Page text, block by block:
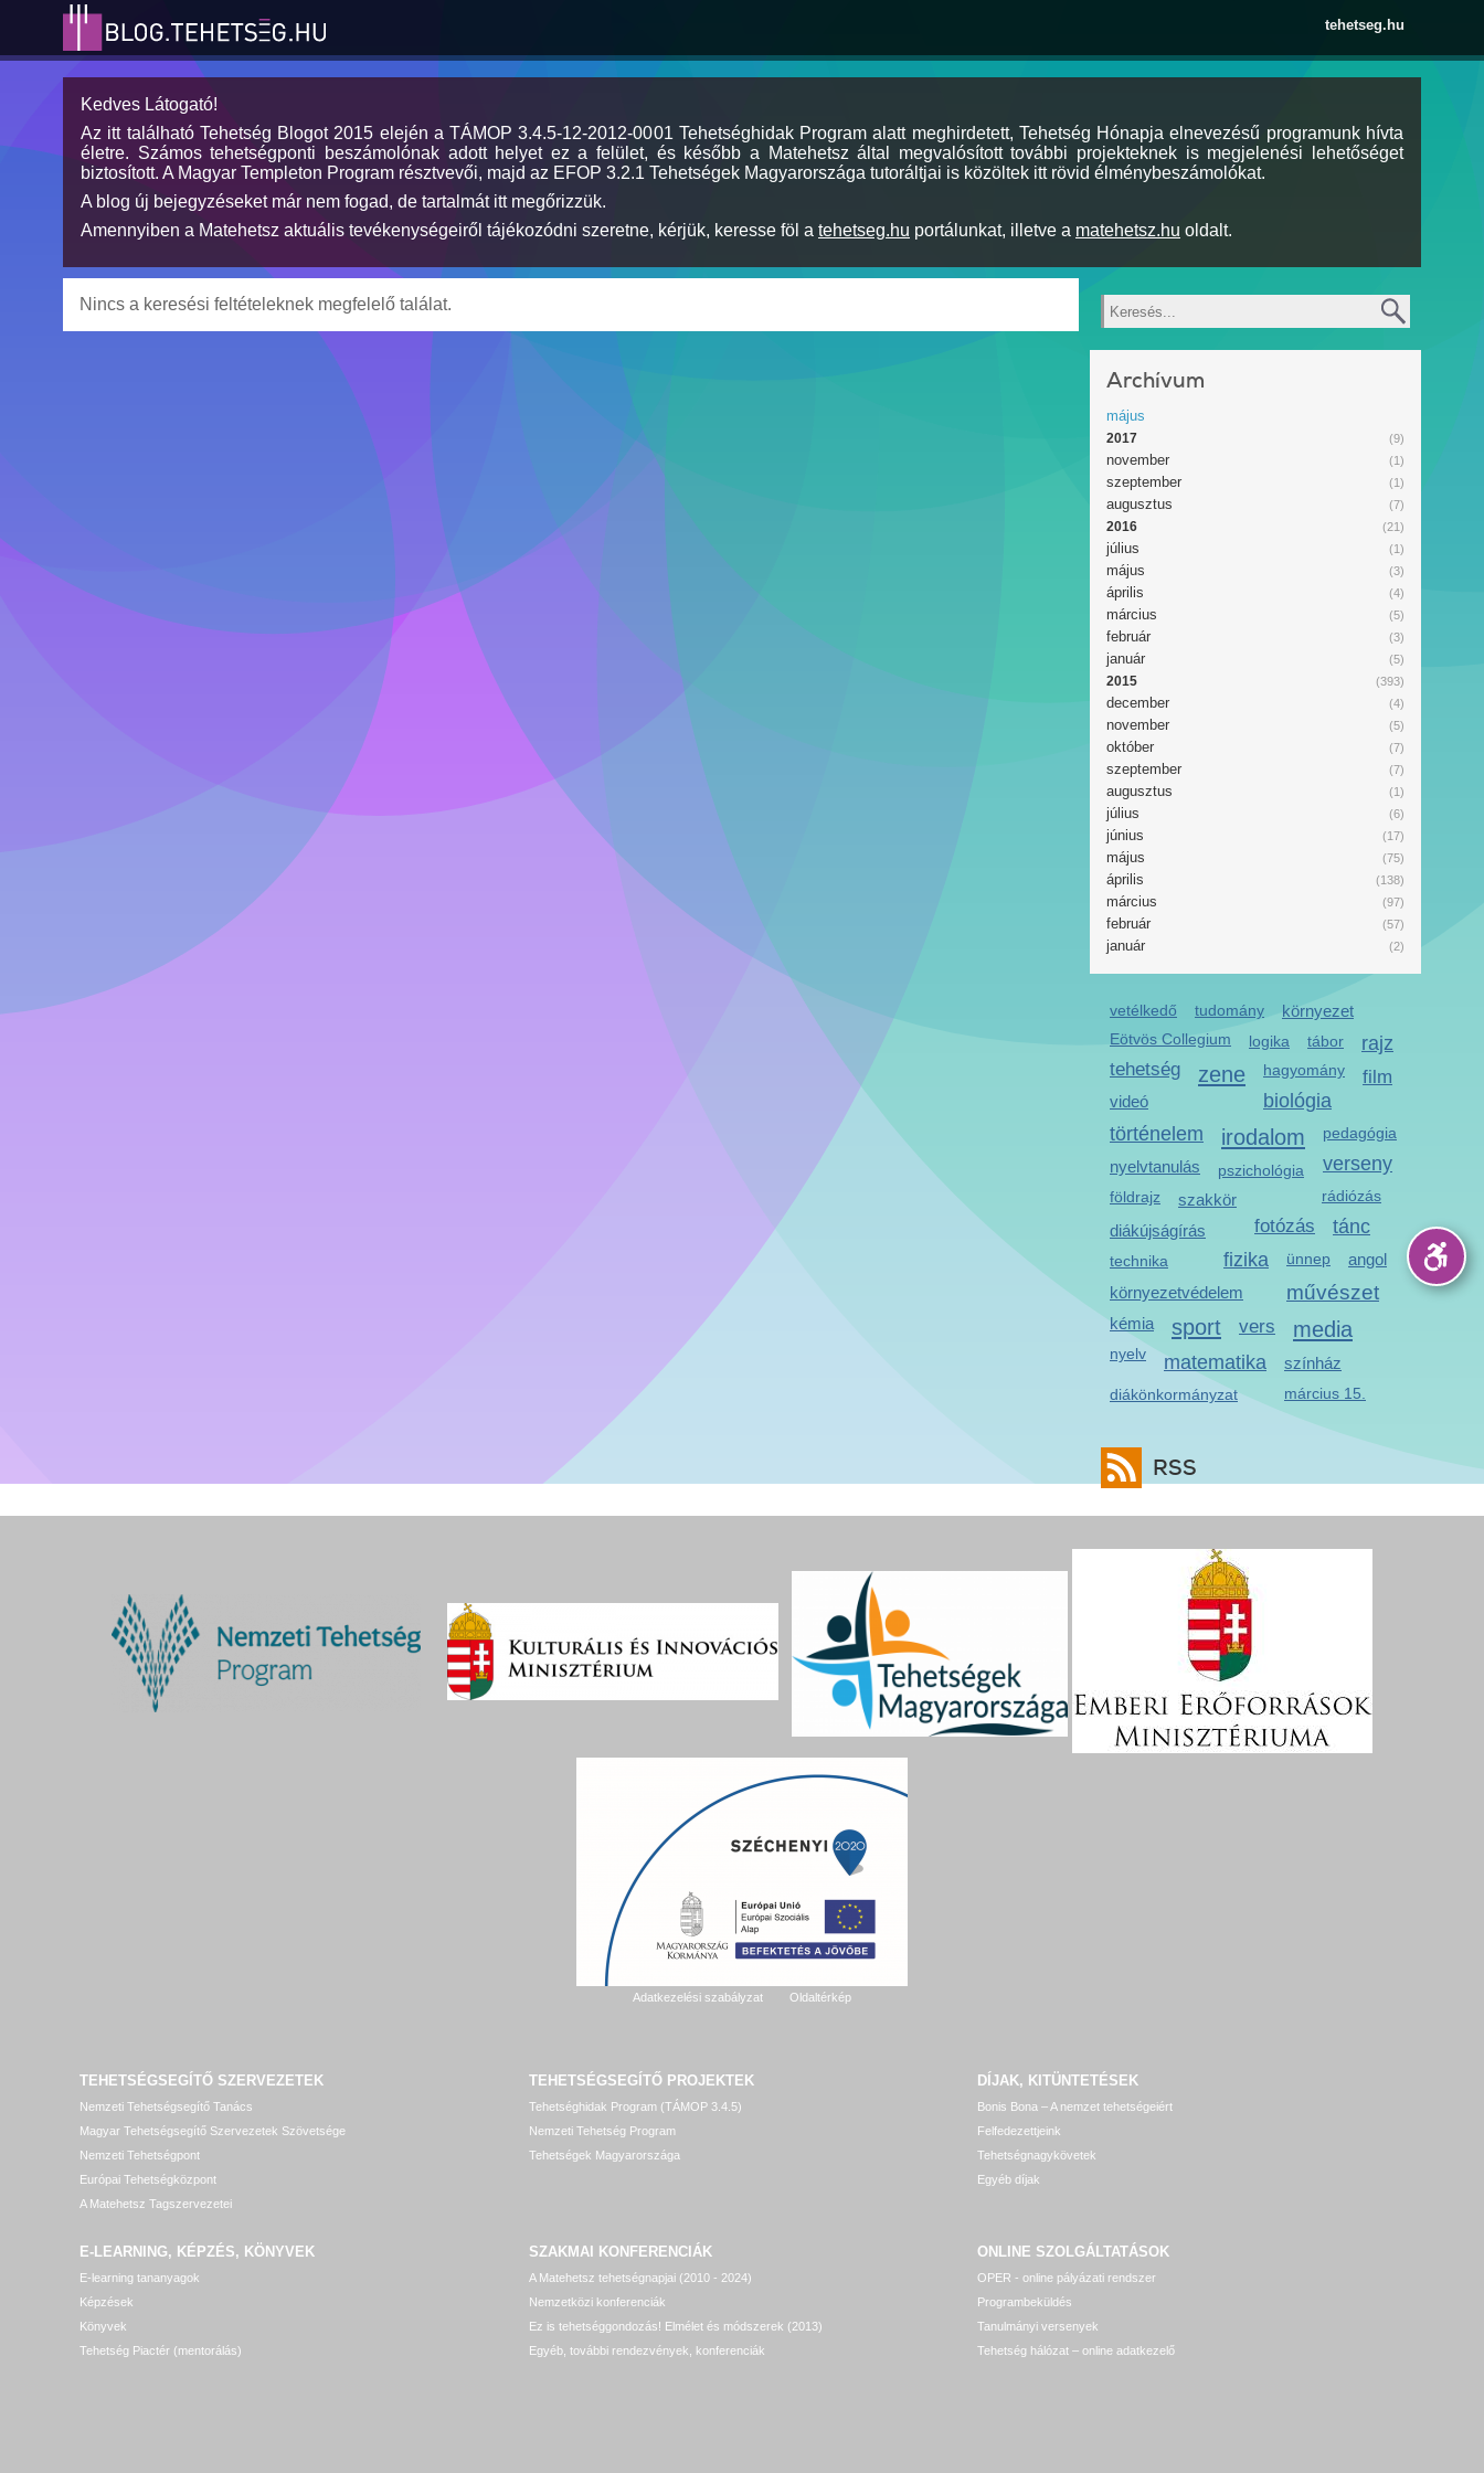
tehetseg.hu
Kedves Látogató!
Az itt található Tehetség Blogot 2015 elején a TÁMOP 3.4.5-12-2012-0001 Tehetséghidak Program alatt meghirdetett, Tehetség Hónapja elnevezésű programunk hívta
életre. Számos tehetségponti beszámolónak adott helyet ez a felület, és később a Matehetsz által megvalósított további projekteknek is megjelenési lehetőséget
biztosított. A Magyar Templeton Program résztvevői, majd az EFOP 3.2.1 Tehetségek Magyarországa tutoráltjai is közöltek itt rövid élménybeszámolókat.
A blog új bejegyzéseket már nem fogad, de tartalmát itt megőrizzük.
Amennyiben a Matehetsz aktuális tevékenységeiről tájékozódni szeretne, kérjük, keresse föl a tehetseg.hu portálunkat, illetve a matehetsz.hu oldalt.
Nincs a keresési feltételeknek megfelelő találat. Keresés
Archívum
május
(9)
2017
(1)
november
(1)
szeptember
(7)
augusztus
(21)
2016
(1)
július
(3)
május
(4)
április
(5)
március
(3)
február
(5)
január
(393)
2015
(4)
december
(5)
november
(7)
október
(7)
szeptember
(1)
augusztus
(6)
július
(17)
június
(75)
május
(138)
április
(97)
március
(57)
február
(2)
január
vetélkedő
tudomány
Eötvös Collegium
környezet
logika tábor
tehetség
rajz
zene hagyomány
biológia
film
videó
történelem irodalom
nyelvtanulás
pedagógia
pszichológia verseny
rádiózás
földrajz szakkör
fotózás
diákújságírás
tánc
fizika
ünnep
angol
környezetvédelem
technika
művészet
kémia sport vers media
nyelv matematika színház
diákönkormányzat március 15.
RSS
Adatkezelési szabályzat Oldaltérkép
TEHETSÉGSEGÍTŐ SZERVEZETEK
Nemzeti Tehetségsegítő Tanács
Magyar Tehetségsegítő Szervezetek Szövetsége
Nemzeti Tehetségpont
Európai Tehetségközpont
A Matehetsz Tagszervezetei
TEHETSÉGSEGÍTŐ PROJEKTEK
Tehetséghidak Program (TÁMOP 3.4.5)
Nemzeti Tehetség Program
Tehetségek Magyarországa
DÍJAK, KITÜNTETÉSEK
Bonis Bona – A nemzet tehetségeiért
Felfedezettjeink
Tehetségnagykövetek
Egyéb díjak
E-LEARNING, KÉPZÉS, KÖNYVEK
E-learning tananyagok
Képzések
Könyvek
Tehetség Piactér (mentorálás)
SZAKMAI KONFERENCIÁK
A Matehetsz tehetségnapjai (2010 - 2024)
Nemzetközi konferenciák
Ez is tehetséggondozás! Elmélet és módszerek (2013)
Egyéb, további rendezvények, konferenciák
ONLINE SZOLGÁLTATÁSOK
OPER - online pályázati rendszer
Programbeküldés
Tanulmányi versenyek
Tehetség hálózat – online adatkezelő